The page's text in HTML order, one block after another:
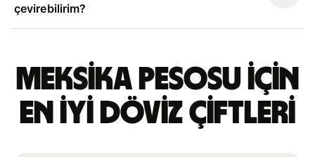
çevirebilirim?
Meksika pesosu için
en iyi döviz çiftleri